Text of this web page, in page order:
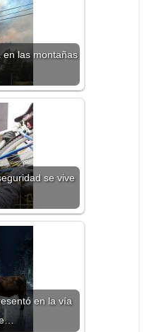
en las montañas
se vive
en la vía